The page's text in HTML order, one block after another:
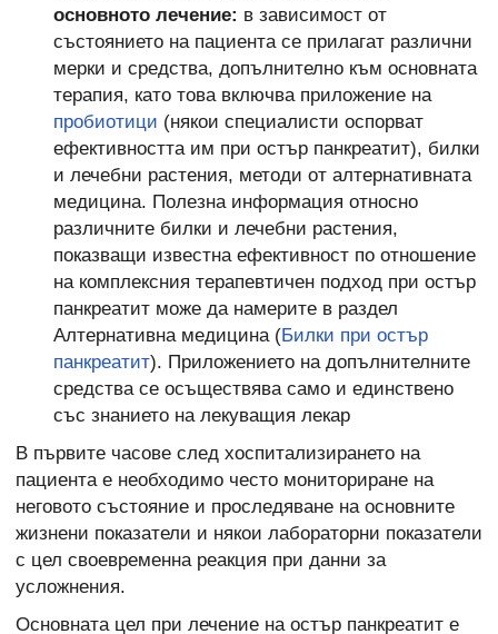
основното лечение: в зависимост от
състоянието на пациента се прилагат различни
мерки и средства, допълнително към основната
терапия, като това включва приложение на
пробиотици (някои специалисти оспорват
ефективността им при остър панкреатит), билки
и лечебни растения, методи от алтернативната
медицина. Полезна информация относно
различните билки и лечебни растения,
показващи известна ефективност по отношение
на комплексния терапевтичен подход при остър
панкреатит може да намерите в раздел
Алтернативна медицина (Билки при остър
панкреатит). Приложението на допълнителните
средства се осъществява само и единствено
със знанието на лекуващия лекар
В първите часове след хоспитализирането на
пациента е необходимо често мониториране на
неговото състояние и проследяване на основните
жизнени показатели и някои лабораторни показатели
с цел своевременна реакция при данни за
усложнения.
Основната цел при лечение на остър панкреатит е